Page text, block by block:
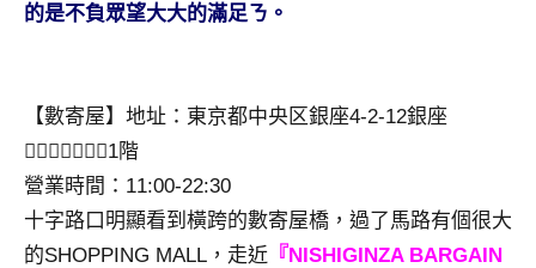
觀
合
達
人
對
象。
的是不負眾望大大的滿足ㄋ。
【數寄屋】地址：東京都中央区銀座4-2-12銀座
1階
營業時間：11:00-22:30
十字路口明顯看到橫跨的數寄屋橋，過了馬路有個很大
的SHOPPING MALL，走近 『NISHIGINZA BARGAIN